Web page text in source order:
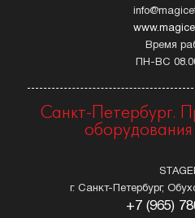
Время
ПН-ВС
Санкт-Петербург.
оборудования
г. Санкт-Петербург,
+7 (965)